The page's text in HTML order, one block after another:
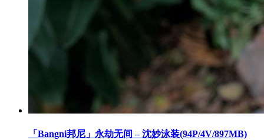
「Bangni邦尼」永劫无间 – 沈妙泳装(94P/4V/897MB)